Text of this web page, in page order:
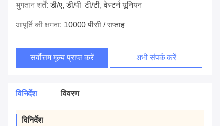
भुगतान शर्तें:डी/ए, डी/पी, टी/टी, वेस्टर्न यूनियन
आपूर्ति की क्षमता: 10000 पीसी / सप्ताह
सर्वोत्तम मूल्य प्राप्त करें अभी संपर्क करें
विनिर्देश विवरण
विनिर्देश